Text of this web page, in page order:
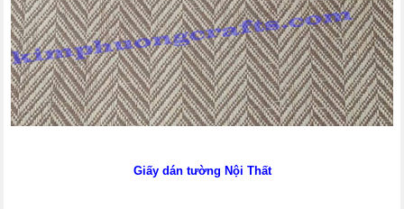
Giấy dán tường Nội Thất